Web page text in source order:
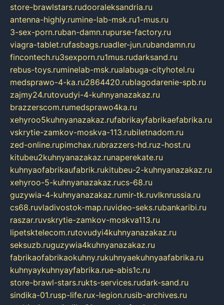
store-brawlstars.rudooraleksandria.ru
antenna-highly.rumine-lab-msk.ru1-mus.ru
3-sex-porn.ruban-damn.rupurse-factory.ru
viagra-tablet.rufasbags.ruadler-jun.rubandamn.ru
fincontech.ru3sexporn.ru1mus.rudarksand.ru
rebus-toys.ruminelab-msk.rualabuga-cityhotel.ru
medsprawo-4-ka.ru2864420.rublagodarenie-spb.ru
zajmy24.rutovudyi-4-kuhnyanazakaz.ru
brazzerscom.rumedsprawo4ka.ru
xehyroo5kuhnyanazakaz.rufabrikayfabrikaefabrika.ru
vskrytie-zamkov-moskva-113.rubiletnadom.ru
zed-online.rupimchax.rubrazzers-hd.ruz-host.ru
kitubeu2kuhnyanazakaz.runaperekate.ru
kuhnyaofabrikaufabrik.rukitubeu-2-kuhnyanazakaz.ru
xehyroo-5-kuhnyanazakaz.rucs-68.ru
guzywia-4-kuhnyanazakaz.rumir-tk.ruvlknrussia.ru
cs68.ruvladivostok-map.ruvideo-seks.rubankaribi.ru
raszar.ruvskrytie-zamkov-moskva113.ru
lipetsktelecom.rutovudyi4kuhnyanazakaz.ru
seksuzb.ruguzywia4kuhnyanazakaz.ru
fabrikaofabrikaokuhny.rukuhnyaekuhnyaafabrika.ru
kuhnyaykuhnyayfabrika.rue-abis1c.ru
store-brawl-stars.rukts-services.rudark-sand.ru
sindika-01.rusp-life.rux-legion.rusib-archives.ru